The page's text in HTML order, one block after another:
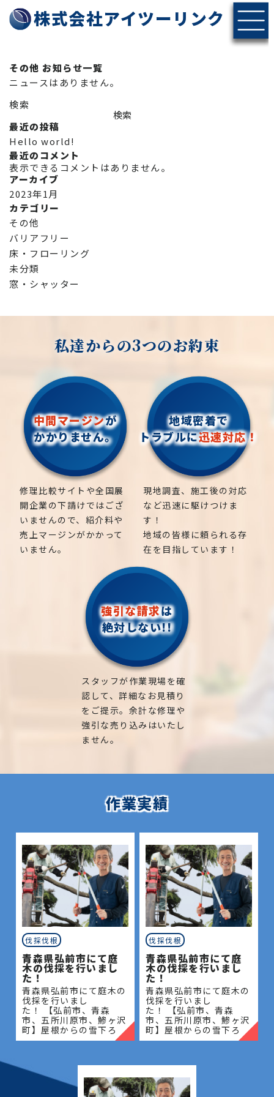
株式会社アイツーリンク
その他 お知らせ一覧
ニュースはありません。
検索
検索
最近の投稿
Hello world!
最近のコメント
表示できるコメントはありません。
アーカイブ
2023年1月
カテゴリー
その他
バリアフリー
床・フローリング
未分類
窓・シャッター
私達からの3つのお約束
中間マージンが
かかりません。
修理比較サイトや全国展
開企業の下請けではござ
いませんので、紹介料や
売上マージンがかかって
いません。
地域密着で
トラブルに迅速対応！
現地調査、施工後の対応
など迅速に駆けつけま
す！
地域の皆様に頼られる存
在を目指しています！
強引な請求は
絶対しない!!
スタッフが作業現場を確
認して、詳細なお見積り
をご提示。余計な修理や
強引な売り込みはいたし
ません。
作業実績
伐採伐根
青森県弘前市にて庭
木の伐採を行いまし
た！
青森県弘前市にて庭木の
伐採を行いまし
た！ 【弘前市、青森
市、五所川原市、鯵ヶ沢
町】屋根からの雪下ろ
し・除雪・排雪などの作
定・草刈りなどのお庭の
こと、造園・
伐採伐根
青森県弘前市にて庭
木の伐採を行いまし
た！
青森県弘前市にて庭木の
伐採を行いまし
た！ 【弘前市、青森
市、五所川原市、鯵ヶ沢
町】屋根からの雪下ろ
し・除雪・排雪などの作
定・草刈りなどのお庭の
こと、造園・